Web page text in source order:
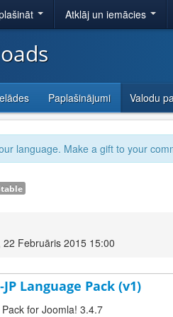
Atklāj un iemācies
Paplašinājumi Valodu
language. Make a gift to your
22 Februāris 2015 15:00
Language Pack (v1)
for Joomla! 3.4.7